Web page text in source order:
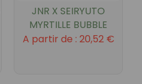
JNR X SEIRYUTO
MYRTILLE BUBBLE
A partir de : 20,52 €